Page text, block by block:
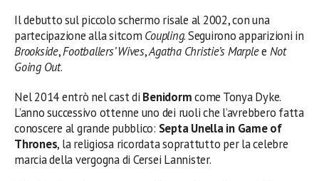
Il debutto sul piccolo schermo risale al 2002, con una
partecipazione alla sitcom Coupling. Seguirono apparizioni in
Brookside,Footballers’ Wives,Agatha Christie’s Marplee Not
Going Out.
Nel 2014 entrò nel cast di Benidormcome Tonya Dyke.
L’anno successivo ottenne uno dei ruoli che l’avrebbero fatta
conoscere al grande pubblico: Septa Unella in Game of
Thrones, la religiosa ricordata soprattutto per la celebre
marcia della vergogna di Cersei Lannister.